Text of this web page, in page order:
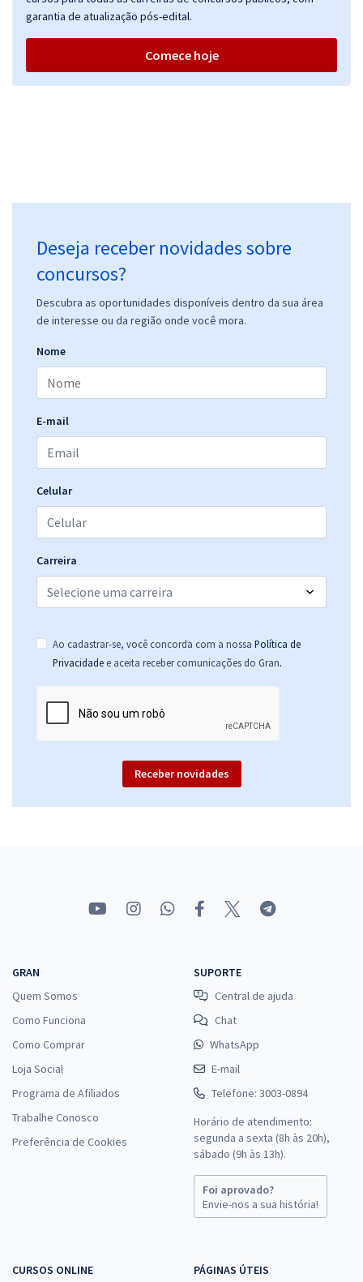
garantia de atualização pós-edital.
Comece hoje
Deseja receber novidades sobre
concursos?
Descubra as oportunidades disponíveis dentro da sua área
de interesse ou da região onde você mora.
Nome
E-mail
Celular
Carreira
Ao cadastrar-se, você concorda com a nossa Política de
Privacidade e aceita receber comunicações do Gran.
Receber novidades
GRAN
Quem Somos
Como Funciona
Como Comprar
Loja Social
Programa de Afiliados
Trabalhe Conosco
Preferência de Cookies
SUPORTE
Central de ajuda
Chat
WhatsApp
E-mail
Telefone: 3003-0894
Horário de atendimento:
segunda a sexta (8h às 20h),
sábado (9h às 13h).
Foi aprovado?
Envie-nos a sua história!
CURSOS ONLINE PÁGINAS ÚTEIS